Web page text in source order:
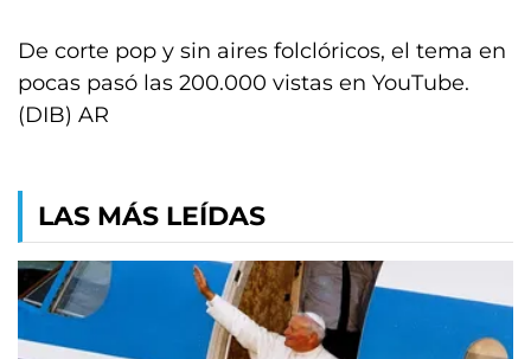
De corte pop y sin aires folclóricos, el tema en
pocas pasó las 200.000 vistas en YouTube.
(DIB) AR
LAS MÁS LEÍDAS